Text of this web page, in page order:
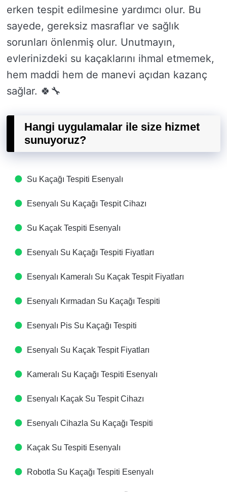
erken tespit edilmesine yardımcı olur. Bu
sayede, gereksiz masraflar ve sağlık
sorunları önlenmiş olur. Unutmayın,
evlerinizdeki su kaçaklarını ihmal etmemek,
hem maddi hem de manevi açıdan kazanç
sağlar. 🍀🔧
Hangi uygulamalar ile size hizmet
sunuyoruz?
Su Kaçağı Tespiti​ Esenyalı
Esenyalı Su Kaçağı Tespit Cihazı​
Su Kaçak Tespiti​ Esenyalı
Esenyalı Su Kaçağı Tespiti Fiyatları​
Esenyalı Kameralı Su Kaçak Tespit Fiyatları​
Esenyalı Kırmadan Su Kaçağı Tespiti​
Esenyalı Pis Su Kaçağı Tespiti​
Esenyalı Su Kaçak Tespit Fiyatları​
Kameralı Su Kaçağı Tespiti​ Esenyalı
Esenyalı Kaçak Su Tespit Cihazı​
Esenyalı Cihazla Su Kaçağı Tespiti​
Kaçak Su Tespiti​ Esenyalı
Robotla Su Kaçağı Tespiti​ Esenyalı